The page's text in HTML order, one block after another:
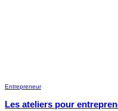
Entrepreneur
Les ateliers pour